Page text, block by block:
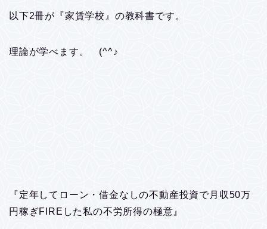
以下2冊が『家賃学校』の教科書です。
理論が学べます。 (^^♪
『定年してローン・借金なしの不動産投資で月収50万
円稼ぎFIREした私の不労所得の極意』